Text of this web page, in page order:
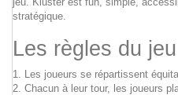
stratégique.
Les règles du jeu
Les joueurs se répartissent
Chacun à leur tour, les joueurs